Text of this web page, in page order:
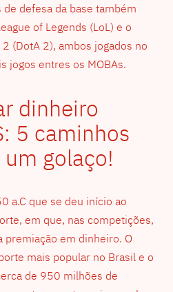
defesa da base também
of Legends (LoL) e o
(DotA 2), ambos jogados no
jogos entres os MOBAs.
dinheiro
5 caminhos
golaço!
a.C que se deu início ao
em que, nas competições,
premiação em dinheiro. O
mais popular no Brasil e o
de 950 milhões de